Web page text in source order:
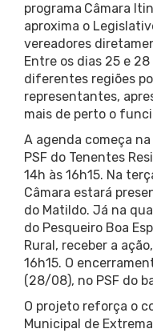
programa Câmara
aproxima o
vereadores
Entre os dias 25 e
diferentes regiões
representantes,
mais de perto o
A agenda começa
PSF do Tenentes
14h às 16h15. Na
Câmara estará
do Matildo. Já na
do Pesqueiro Boa
Rural, receber a
16h15. O
(28/08), no PSF do
O projeto reforça o
Municipal de